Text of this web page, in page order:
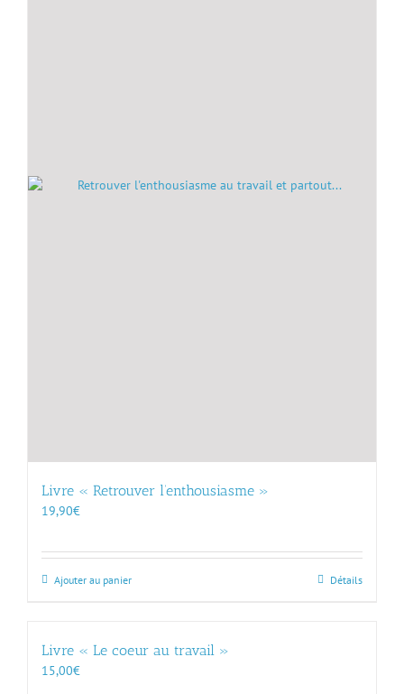
Livre « Retrouver l’enthousiasme »
19,90€
Ajouter au panier Détails
Livre « Le coeur au travail »
15,00€